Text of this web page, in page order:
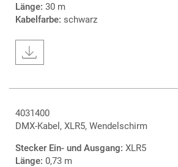
Länge: 30 m
Kabelfarbe: schwarz
4031400
DMX-Kabel, XLR5, Wendelschirm
Stecker Ein- und Ausgang: XLR5
Länge: 0,73 m